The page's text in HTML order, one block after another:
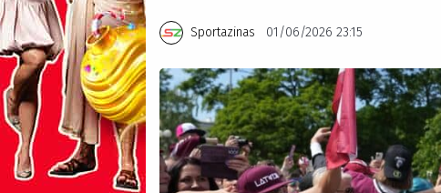
Sportazinas 01/06/2026 23:15